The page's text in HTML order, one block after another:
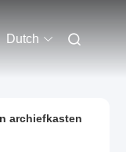
Dutch
archiefkasten